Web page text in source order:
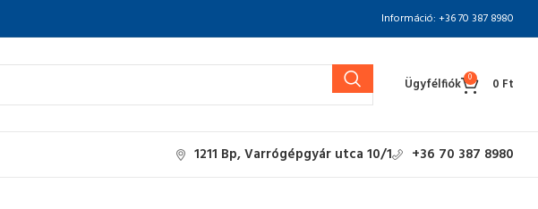
Információ: +36 70 387 8980
Ügyfélfiók 0 0 Ft
1211 Bp, Varrógépgyár utca 10/1 +36 70 387 8980